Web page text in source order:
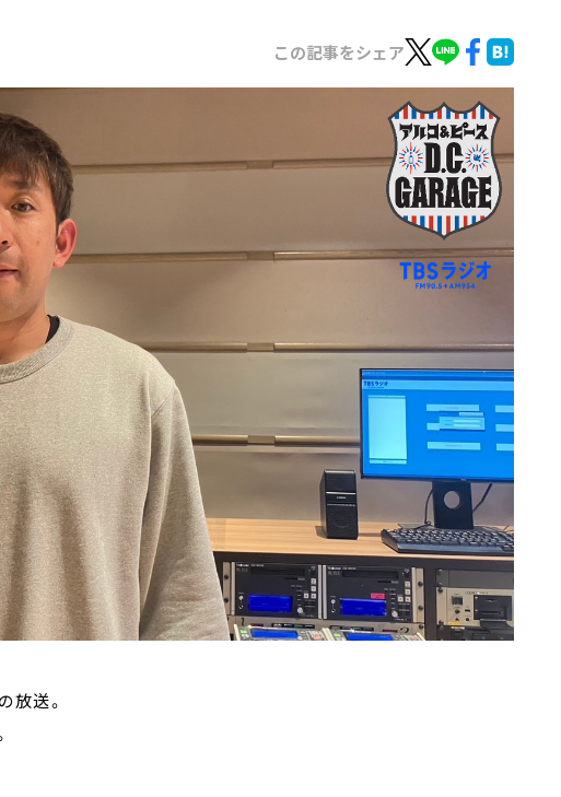
この記事をシェア
の放送。